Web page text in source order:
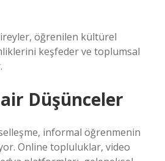
öğrenilen kültürel
keşfeder ve toplumsal
Düşünceler
informal öğrenmenin
Online topluluklar, video